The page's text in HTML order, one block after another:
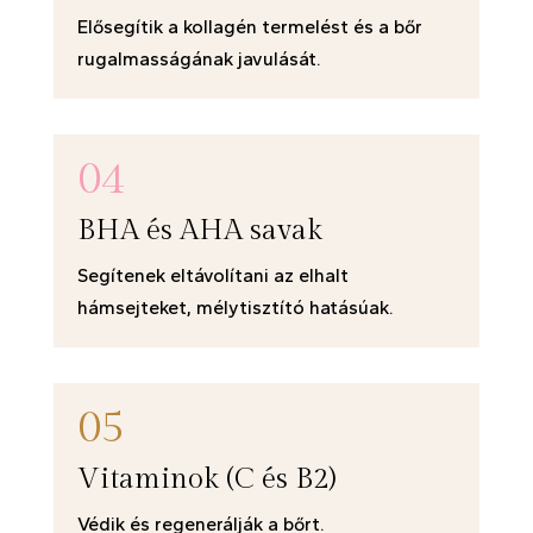
Elősegítik a kollagén termelést és a bőr
rugalmasságának javulását.
04
BHA és AHA savak
Segítenek eltávolítani az elhalt
hámsejteket, mélytisztító hatásúak.
05
Vitaminok (C és B2)
Védik és regenerálják a bőrt.